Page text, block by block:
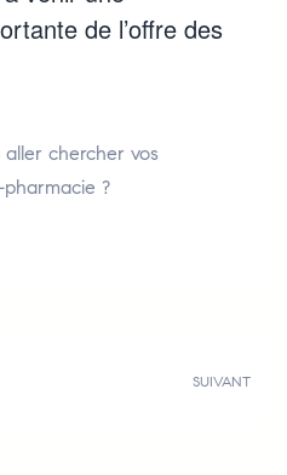
de l’offre des
aller chercher vos
?
SUIVANT